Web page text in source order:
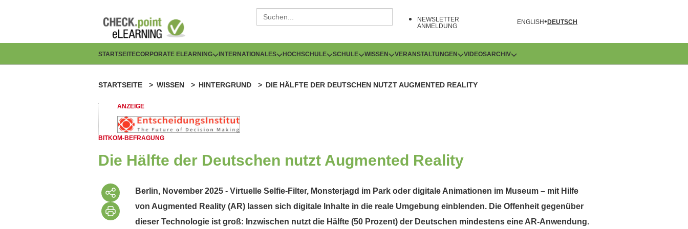
NEWSLETTER
ANMELDUNG
ENGLISH DEUTSCH
H
p
t
n
a
v
i
STARTSEITECORPORATE ELEARNING INTERNATIONALES HOCHSCHULE SCHULE WISSEN VERANSTALTUNGEN VIDEOSARCHIV
P
f
a
d
a
v
STARTSEITE WISSEN HINTERGRUND DIE HÄLFTE DER DEUTSCHEN NUTZT AUGMENTED REALITY
ANZEIGE
BITKOM-BEFRAGUNG
Die Hälfte der Deutschen nutzt Augmented Reality
Berlin, November 2025 - Virtuelle Selfie-Filter, Monsterjagd im Park oder digitale Animationen im Museum – mit Hilfe
von Augmented Reality (AR) lassen sich digitale Inhalte in die reale Umgebung einblenden. Die Offenheit gegenüber
dieser Technologie ist groß: Inzwischen nutzt die Hälfte (50 Prozent) der Deutschen mindestens eine AR-Anwendung.